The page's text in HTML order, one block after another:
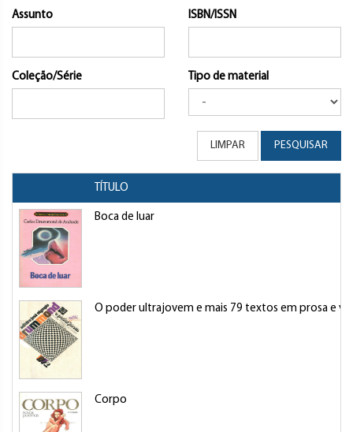
Assunto ISBN/ISSN
Coleção/Série Tipo de material
LIMPAR PESQUISAR
TÍTULO
Boca de luar
O poder ultrajovem e mais 79 textos em prosa e
Corpo